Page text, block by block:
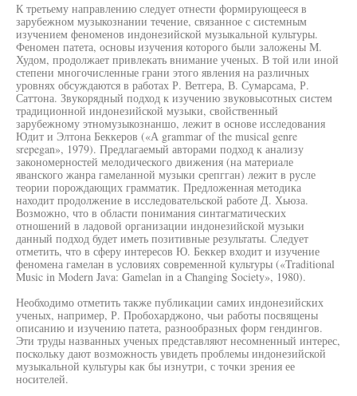
К третьему направлению следует отнести формирующееся в
зарубежном музыкознании течение, связанное с системным
изучением феноменов индонезийской музыкальной культуры.
Феномен патета, основы изучения которого были заложены М.
Худом, продолжает привлекать внимание ученых. В той или иной
степени многочисленные грани этого явления на различных
уровнях обсуждаются в работах Р. Ветгера, В. Сумарсама, Р.
Саттона. Звукорядный подход к изучению звуковысотных систем
традиционной индонезийской музыки, свойственный
зарубежному этномузыкознаншо, лежит в основе исследования
Юдит и Элтона Беккеров («А grammar of the musical genre
srepegan», 1979). Предлагаемый авторами подход к анализу
закономерностей мелодического движения (на материале
яванского жанра гамеланной музыки срепгган) лежит в русле
теории порождающих грамматик. Предложенная методика
находит продолжение в исследовательской работе Д. Хьюза.
Возможно, что в области понимания синтагматических
отношений в ладовой организации индонезийской музыки
данный подход будет иметь позитивные результаты. Следует
отметить, что в сферу интересов Ю. Беккер входит и изучение
феномена гамелан в условиях современной культуры («Traditional
Music in Modern Java: Gamelan in a Changing Society», 1980).
Необходимо отметить также публикации самих индонезийских
ученых, например, Р. Пробохарджоно, чьи работы посвящены
описанию и изучению патета, разнообразных форм гендингов.
Эти труды названных ученых представляют несомненный интерес,
поскольку дают возможность увидеть проблемы индонезийской
музыкальной культуры как бы изнутри, с точки зрения ее
носителей.